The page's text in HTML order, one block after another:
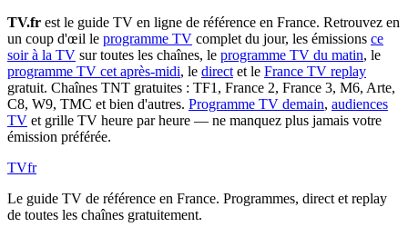
TV.fr est le guide TV en ligne de référence en France. Retrouvez en
un coup d'œil le programme TV complet du jour, les émissions ce
soir à la TV sur toutes les chaînes, le programme TV du matin, le
programme TV cet après-midi, le direct et le France TV replay
gratuit. Chaînes TNT gratuites : TF1, France 2, France 3, M6, Arte,
C8, W9, TMC et bien d'autres. Programme TV demain, audiences
TV et grille TV heure par heure — ne manquez plus jamais votre
émission préférée.
TVfr
Le guide TV de référence en France. Programmes, direct et replay
de toutes les chaînes gratuitement.